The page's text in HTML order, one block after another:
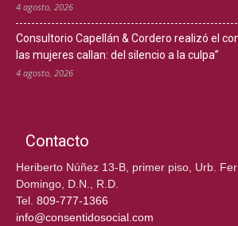
4 agosto, 2026
Consultorio Capellán & Cordero realizó el
las mujeres callan: del silencio a la culpa”
4 agosto, 2026
Contacto
Heriberto Núñez 13-B, primer piso, Urb.
Domingo, D.N., R.D.
Tel. 809-777-1366
info@consentidosocial.com